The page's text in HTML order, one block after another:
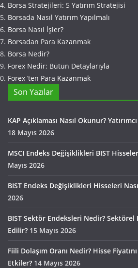
Borsa Stratejileri: 5 Yatırım Stratejisi
Borsada Nasıl Yatırım Yapılmalı
Borsa Nasıl İşler?
Borsadan Para Kazanmak
Borsa Nedir?
Forex Nedir: Bütün Detaylarıyla
Forex ‘ten Para Kazanmak
Son Yazılar
KAP Açıklaması Nasıl Okunur?
18 Mayıs 2026
MSCI Endeks Değişiklikleri BIST
Mayıs 2026
BIST Endeks Değişiklikleri Hisseleri
2026
BIST Sektör Endeksleri Nedir? Sektörel
Edilir? 15 Mayıs 2026
Fiili Dolaşım Oranı Nedir? Hisse
Etkiler? 14 Mayıs 2026